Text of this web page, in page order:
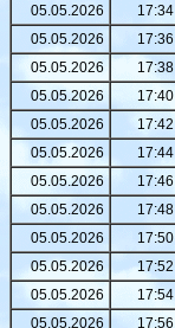
05.05.2026
17:34
05.05.2026
17:36
05.05.2026
17:38
05.05.2026
17:40
05.05.2026
17:42
05.05.2026
17:44
05.05.2026
17:46
05.05.2026
17:48
05.05.2026
17:50
05.05.2026
17:52
05.05.2026
17:54
05.05.2026
17:56